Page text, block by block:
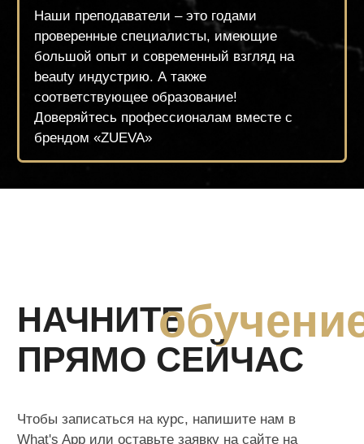
Школаманикюра
Школапедикюра
Школа бровей и ренсиц
перманентного
макияжа
Школа макияжа
Школакосметологии
Школапарикмахерского искусства
Школа
подологии
О нас
а команда
Ищем моделей
Курсы для руководителей и
собственников
Курсы для beauty-мастеров